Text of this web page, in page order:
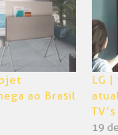
ao Brasil
LG |
TV’s
19